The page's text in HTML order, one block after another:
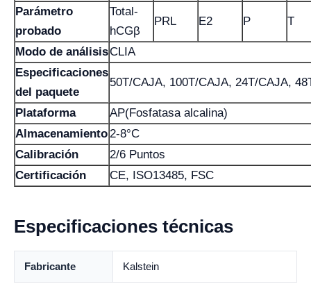
Parámetro
probado
Total-
hCGβ
PRL E2 P T
Modo de análisisCLIA
Especificaciones
del paquete
50T/CAJA, 100T/CAJA, 24T/CAJA,
Plataforma
AP(Fosfatasa alcalina)
Almacenamiento2-8°C
Calibración
2/6 Puntos
Certificación
CE, ISO13485, FSC
Especificaciones técnicas
Fabricante Kalstein